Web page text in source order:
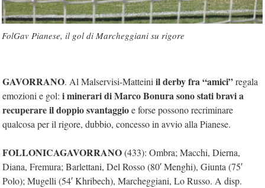
FolGav Pianese, il gol di Marcheggiani su rigore
GAVORRANO. Al Malservisi-Matteiniil derby fra “amici”regala
emozioni e gol: i minerari di Marco Bonura sono stati bravi a
recuperare il doppio svantaggioe forse possono recriminare
qualcosa per il rigore, dubbio, concesso in avvio alla Pianese.
FOLLONICAGAVORRANO(433): Ombra; Macchi, Dierna,
Diana, Fremura; Barlettani, Del Rosso (80′ Menghi), Giunta (75′
Polo); Mugelli (54′ Khribech), Marcheggiani, Lo Russo. A disp.